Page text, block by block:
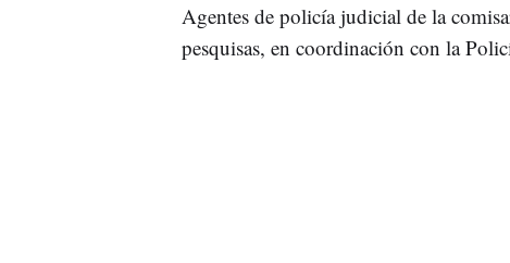
Agentes de policía judicial de la
pesquisas, en coordinación con la